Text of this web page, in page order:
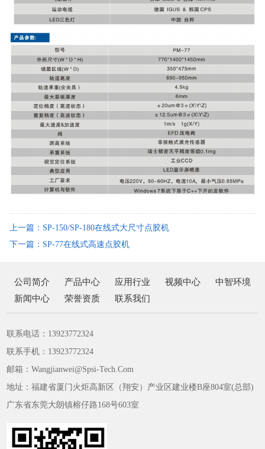
上一篇：SP-150/SP-180在线式大尺寸点胶机
下一篇：SP-77在线式高速点胶机
公司简介 产品中心 应用行业 视频中心
中智环境
新闻中心
荣誉资质 联系我们
联系电话：13923772324
联系手机：13923772324
邮箱：Wangjianwei@Spsi-Tech.Com
地址：福建省厦门火炬高新区（翔安）产业区建业楼B座804室(总部)
广东省东莞大朗镇榕仔路168号603室